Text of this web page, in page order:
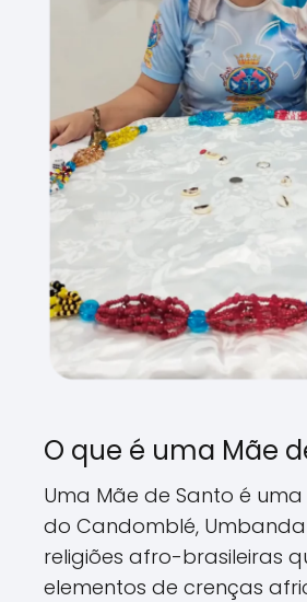
O que é uma Mãe
Uma Mãe de Santo é
do Candomblé,
religiões afro-brasileiras
elementos de crenças